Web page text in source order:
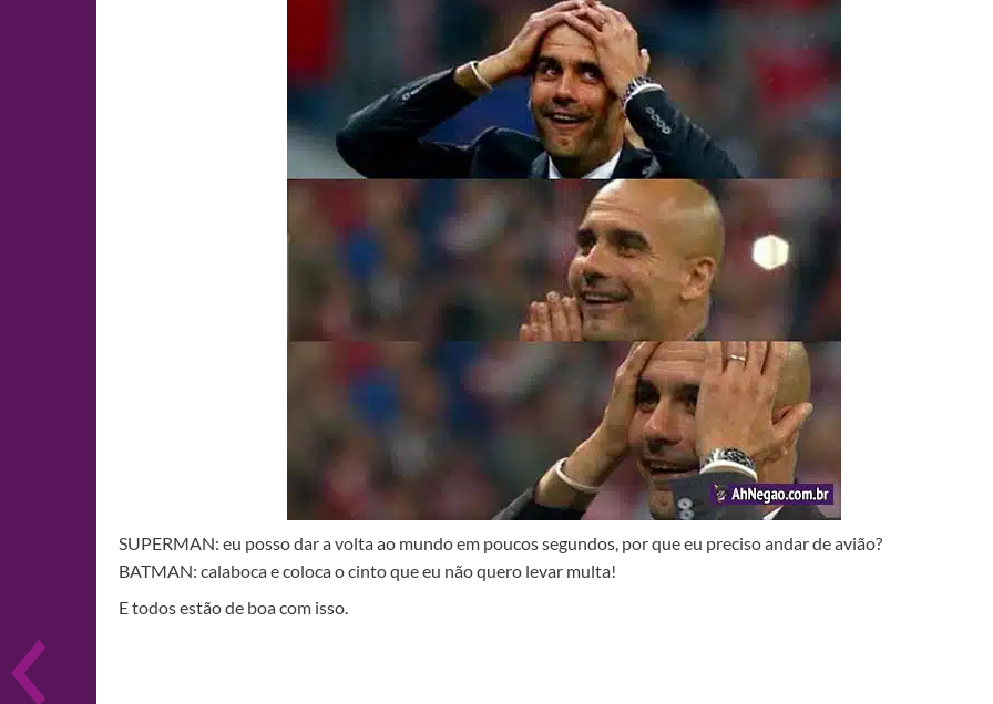
SUPERMAN: eu posso dar a volta ao mundo em poucos segundos, por que eu preciso andar de avião?
BATMAN: calaboca e coloca o cinto que eu não quero levar multa!
E todos estão de boa com isso.